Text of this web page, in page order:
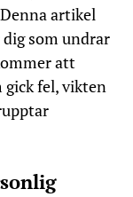
artikel
som undrar
att
gick fel, vikten